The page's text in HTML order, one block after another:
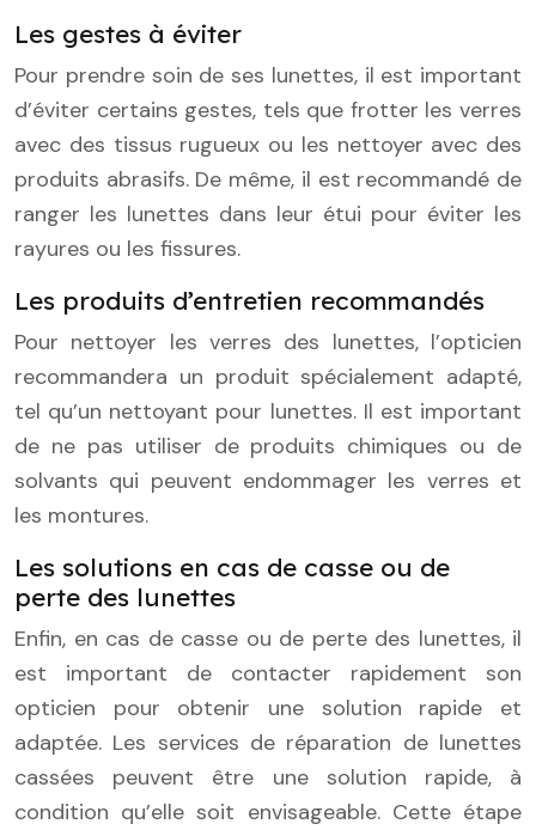
Les gestes à éviter
Pour prendre soin de ses lunettes, il est important
d’éviter certains gestes, tels que frotter les verres
avec des tissus rugueux ou les nettoyer avec des
produits abrasifs. De même, il est recommandé de
ranger les lunettes dans leur étui pour éviter les
rayures ou les fissures.
Les produits d’entretien recommandés
Pour nettoyer les verres des lunettes, l’opticien
recommandera un produit spécialement adapté,
tel qu’un nettoyant pour lunettes. Il est important
de ne pas utiliser de produits chimiques ou de
solvants qui peuvent endommager les verres et
les montures.
Les solutions en cas de casse ou de
perte des lunettes
Enfin, en cas de casse ou de perte des lunettes, il
est important de contacter rapidement son
opticien pour obtenir une solution rapide et
adaptée. Les services de réparation de lunettes
cassées peuvent être une solution rapide, à
condition qu’elle soit envisageable. Cette étape